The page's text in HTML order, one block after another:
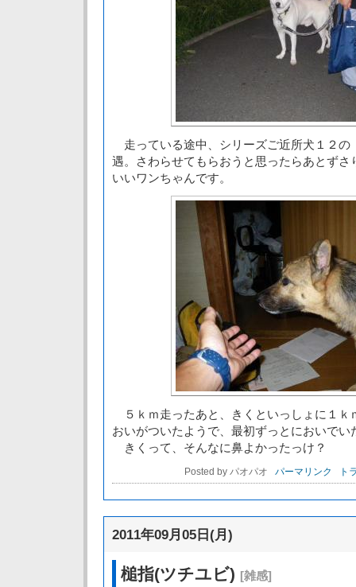
走っている途中、シリーズご近所犬１２の
遇。さわらせてもらおうと思ったらあとずさ
いいワンちゃんです。
５ｋｍ走ったあと、きくといっしょに１ｋ
おいがついたようで、最初ずっとにおいでい
きくって、そんなに鼻よかったっけ？
Posted by パオパオ パーマリンク ト
2011年09月05日(月)
槌指(ツチユビ) [雑感]